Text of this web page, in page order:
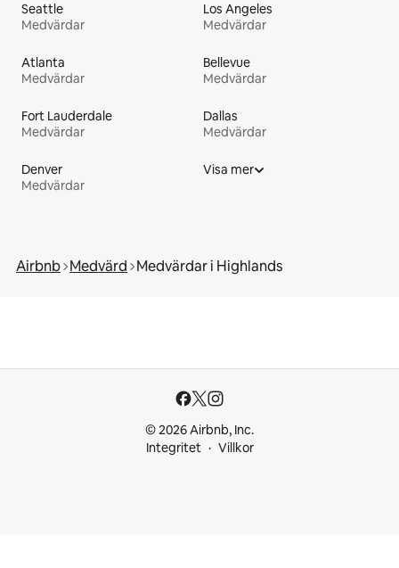
Seattle
Medvärdar
Los Angeles
Medvärdar
Atlanta
Medvärdar
Bellevue
Medvärdar
Fort Lauderdale
Medvärdar
Dallas
Medvärdar
Denver
Medvärdar
Visa mer
Airbnb Medvärd Medvärdar i Highlands
© 2026 Airbnb, Inc.
Integritet
Villkor